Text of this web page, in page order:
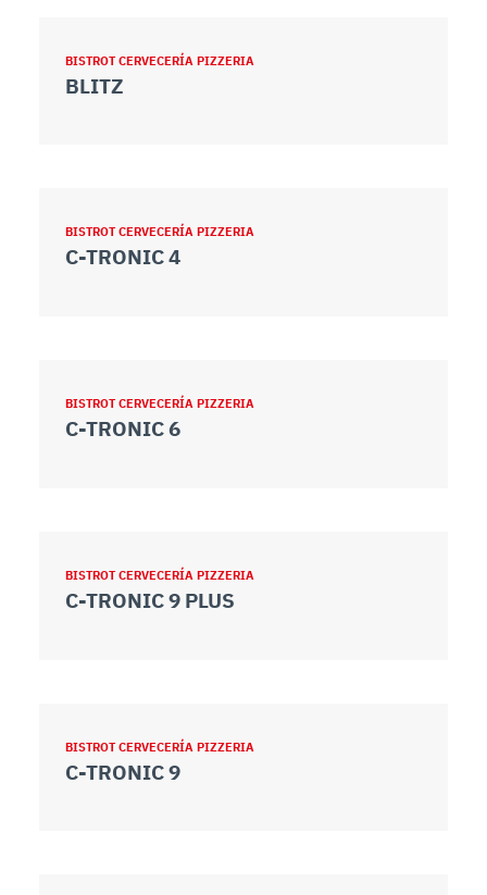
BISTROT CERVECERÍA PIZZERIA
BLITZ
BISTROT CERVECERÍA PIZZERIA
C-TRONIC 4
BISTROT CERVECERÍA PIZZERIA
C-TRONIC 6
BISTROT CERVECERÍA PIZZERIA
C-TRONIC 9 PLUS
BISTROT CERVECERÍA PIZZERIA
C-TRONIC 9